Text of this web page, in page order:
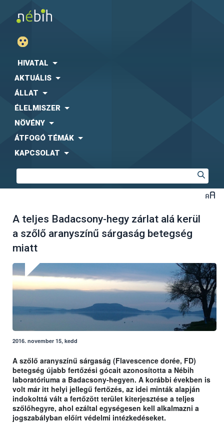
HIVATAL
AKTUÁLIS
ÁLLAT
ÉLELMISZER
NÖVÉNY
ÁTFOGÓ TÉMÁK
KAPCSOLAT
A teljes Badacsony-hegy zárlat alá kerül
a szőlő aranyszínű sárgaság betegség
miatt
2016. november 15, kedd
A szőlő aranyszínű sárgaság (Flavescence dorée, FD)
betegség újabb fertőzési gócait azonosította a Nébih
laboratóriuma a Badacsony-hegyen. A korábbi években is
volt már itt helyi jellegű fertőzés, az idei minták alapján
indokolttá vált a fertőzött terület kiterjesztése a teljes
szőlőhegyre, ahol ezáltal egységesen kell alkalmazni a
jogszabályban előírt védelmi intézkedéseket.